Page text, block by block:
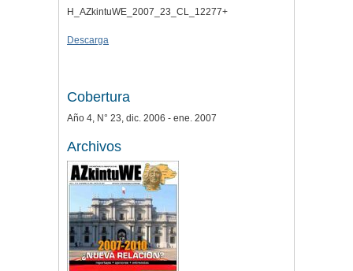
H_AZkintuWE_2007_23_CL_12277+
Descarga
Cobertura
Año 4, N° 23, dic. 2006 - ene. 2007
Archivos